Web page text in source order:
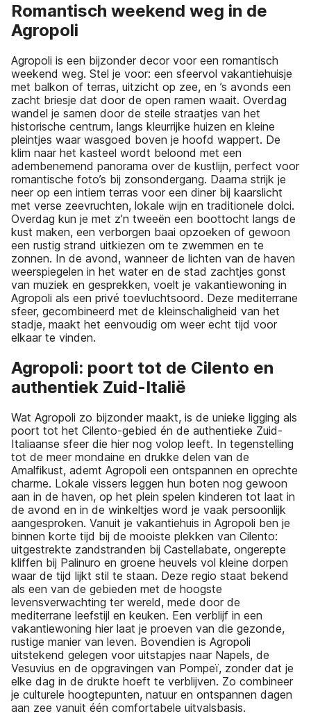
Romantisch weekend weg in de
Agropoli
Agropoli is een bijzonder decor voor een romantisch
weekend weg. Stel je voor: een sfeervol vakantiehuisje
met balkon of terras, uitzicht op zee, en ’s avonds een
zacht briesje dat door de open ramen waait. Overdag
wandel je samen door de steile straatjes van het
historische centrum, langs kleurrijke huizen en kleine
pleintjes waar wasgoed boven je hoofd wappert. De
klim naar het kasteel wordt beloond met een
adembenemend panorama over de kustlijn, perfect voor
romantische foto’s bij zonsondergang. Daarna strijk je
neer op een intiem terras voor een diner bij kaarslicht
met verse zeevruchten, lokale wijn en traditionele dolci.
Overdag kun je met z’n tweeën een boottocht langs de
kust maken, een verborgen baai opzoeken of gewoon
een rustig strand uitkiezen om te zwemmen en te
zonnen. In de avond, wanneer de lichten van de haven
weerspiegelen in het water en de stad zachtjes gonst
van muziek en gesprekken, voelt je vakantiewoning in
Agropoli als een privé toevluchtsoord. Deze mediterrane
sfeer, gecombineerd met de kleinschaligheid van het
stadje, maakt het eenvoudig om weer echt tijd voor
elkaar te vinden.
Agropoli: poort tot de Cilento en
authentiek Zuid-Italië
Wat Agropoli zo bijzonder maakt, is de unieke ligging als
poort tot het Cilento-gebied én de authentieke Zuid-
Italiaanse sfeer die hier nog volop leeft. In tegenstelling
tot de meer mondaine en drukke delen van de
Amalfikust, ademt Agropoli een ontspannen en oprechte
charme. Lokale vissers leggen hun boten nog gewoon
aan in de haven, op het plein spelen kinderen tot laat in
de avond en in de winkeltjes word je vaak persoonlijk
aangesproken. Vanuit je vakantiehuis in Agropoli ben je
binnen korte tijd bij de mooiste plekken van Cilento:
uitgestrekte zandstranden bij Castellabate, ongerepte
kliffen bij Palinuro en groene heuvels vol kleine dorpen
waar de tijd lijkt stil te staan. Deze regio staat bekend
als een van de gebieden met de hoogste
levensverwachting ter wereld, mede door de
mediterrane leefstijl en keuken. Een verblijf in een
vakantiewoning hier laat je proeven van die gezonde,
rustige manier van leven. Bovendien is Agropoli
uitstekend gelegen voor uitstapjes naar Napels, de
Vesuvius en de opgravingen van Pompeï, zonder dat je
elke dag in de drukte hoeft te verblijven. Zo combineer
je culturele hoogtepunten, natuur en ontspannen dagen
aan zee vanuit één comfortabele uitvalsbasis.